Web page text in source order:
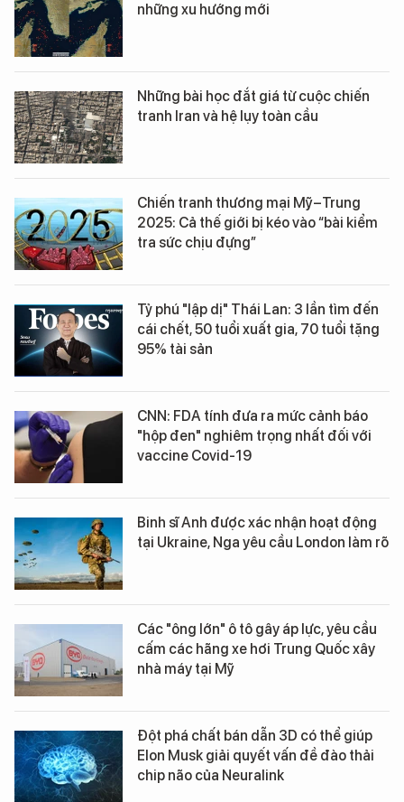
những xu hướng mới
Những bài học đắt giá từ cuộc chiến
tranh Iran và hệ lụy toàn cầu
Chiến tranh thương mại Mỹ–Trung
2025: Cả thế giới bị kéo vào “bài kiểm
tra sức chịu đựng”
Tỷ phú "lập dị" Thái Lan: 3 lần tìm đến
cái chết, 50 tuổi xuất gia, 70 tuổi tặng
95% tài sản
CNN: FDA tính đưa ra mức cảnh báo
"hộp đen" nghiêm trọng nhất đối với
vaccine Covid-19
Binh sĩ Anh được xác nhận hoạt động
tại Ukraine, Nga yêu cầu London làm rõ
Các "ông lớn" ô tô gây áp lực, yêu cầu
cấm các hãng xe hơi Trung Quốc xây
nhà máy tại Mỹ
Đột phá chất bán dẫn 3D có thể giúp
Elon Musk giải quyết vấn đề đào thải
chip não của Neuralink